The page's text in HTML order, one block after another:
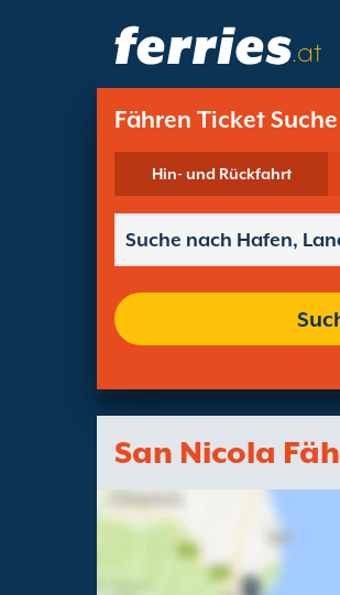
.at
Fähren Ticket Suche
Hin- und Rückfahrt
San Nicola